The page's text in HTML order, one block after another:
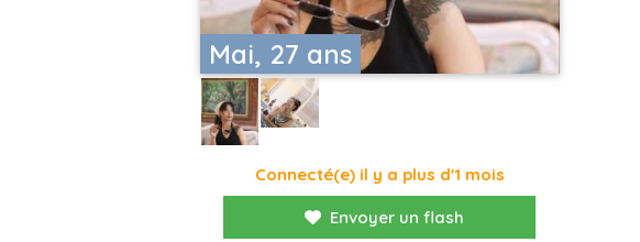
Mai, 27 ans
Connecté(e) il y a plus d'1 mois
Envoyer un flash